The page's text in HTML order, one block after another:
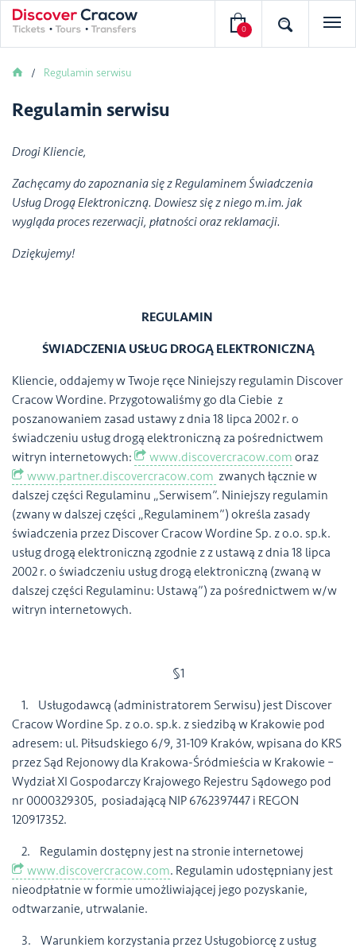
0
Regulamin serwisu
Regulamin serwisu
Drogi Kliencie,
Zachęcamy do zapoznania się z Regulaminem Świadczenia
Usług Drogą Elektroniczną. Dowiesz się z niego m.im. jak
wygląda proces rezerwacji, płatności oraz reklamacji.
Dziękujemy!
REGULAMIN
ŚWIADCZENIA USŁUG DROGĄ ELEKTRONICZNĄ
Kliencie, oddajemy w Twoje ręce Niniejszy regulamin Discover
Cracow Wordine. Przygotowaliśmy go dla Ciebie z
poszanowaniem zasad ustawy z dnia 18 lipca 2002 r. o
świadczeniu usług drogą elektroniczną za pośrednictwem
witryn internetowych:
www.discovercracow.com oraz
www.partner.discovercracow.com zwanych łącznie w
dalszej części Regulaminu „Serwisem”. Niniejszy regulamin
(zwany w dalszej części „Regulaminem”) określa zasady
świadczenia przez Discover Cracow Wordine Sp. z o.o. sp.k.
usług drogą elektroniczną zgodnie z z ustawą z dnia 18 lipca
2002 r. o świadczeniu usług drogą elektroniczną (zwaną w
dalszej części Regulaminu: Ustawą”) za pośrednictwem w/w
witryn internetowych.
§1
1. Usługodawcą (administratorem Serwisu) jest Discover
Cracow Wordine Sp. z o.o. sp.k. z siedzibą w Krakowie pod
adresem: ul. Piłsudskiego 6/9, 31-109 Kraków, wpisana do KRS
przez Sąd Rejonowy dla Krakowa-Śródmieścia w Krakowie –
Wydział XI Gospodarczy Krajowego Rejestru Sądowego pod
nr 0000329305, posiadającą NIP 6762397447 i REGON
120917352.
2. Regulamin dostępny jest na stronie internetowej
www.discovercracow.com. Regulamin udostępniany jest
nieodpłatnie w formie umożliwiającej jego pozyskanie,
odtwarzanie, utrwalanie.
3. Warunkiem korzystania przez Usługobiorcę z usług